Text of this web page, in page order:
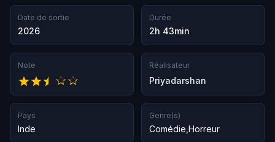
Date de sortie
2026
Durée
2h 43min
Note Réalisateur
Priyadarshan
Pays
Inde
Genre(s)
Comédie Horreur